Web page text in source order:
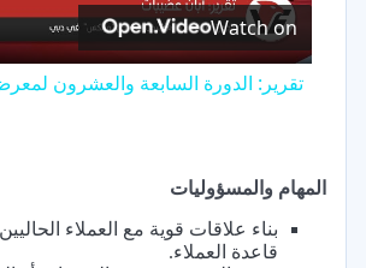
Video
Watch on
تقرير: الدورة السابعة والعشرون
المهام والمسؤوليات
بناء علاقات قوية مع العملاء
قاعدة العملاء.